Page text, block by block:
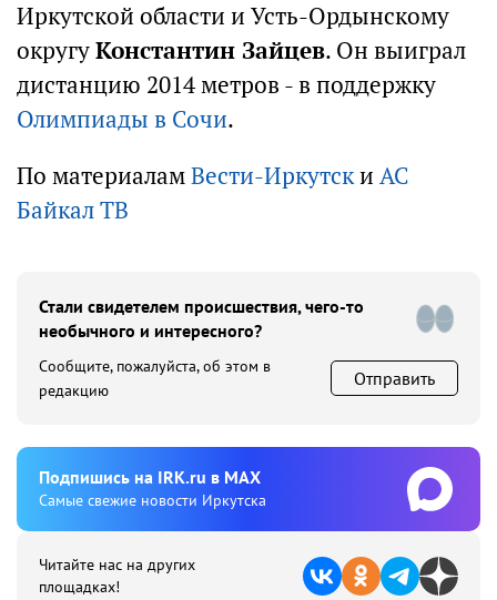
Иркутской области и Усть-Ордынскому
округуКонстантин Зайцев. Он выиграл
дистанцию 2014 метров - в поддержку
Олимпиады в Сочи.
По материаламВести-Иркутски АС
Байкал ТВ
Стали свидетелем происшествия, чего-то
необычного и интересного?
Сообщите, пожалуйста, об этом в
редакцию
Отправить
Подпишиcь на IRK.ru в MAX
Cамые свежие новости Иркутска
Читайте нас на других
площадках!